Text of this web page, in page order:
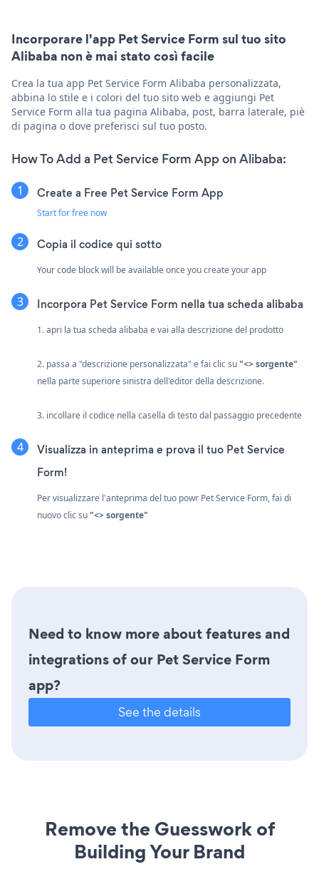
Incorporare l'app Pet Service Form sul tuo sito
Alibaba non è mai stato così facile
Crea la tua app Pet Service Form Alibaba personalizzata,
abbina lo stile e i colori del tuo sito web e aggiungi Pet
Service Form alla tua pagina Alibaba, post, barra laterale, piè
di pagina o dove preferisci sul tuo posto.
How To Add a Pet Service Form App on Alibaba:
Create a Free Pet Service Form App
Start for free now
Copia il codice qui sotto
Your code block will be available once you create your app
Incorpora Pet Service Form nella tua scheda alibaba
1. apri la tua scheda alibaba e vai alla descrizione del prodotto
2. passa a "descrizione personalizzata" e fai clic su"<> sorgente"
nella parte superiore sinistra dell'editor della descrizione.
3. incollare il codice nella casella di testo dal passaggio precedente
Visualizza in anteprima e prova il tuo Pet Service
Form!
Per visualizzare l'anteprima del tuo powr Pet Service Form, fai di
nuovo clic su"<> sorgente"
Need to know more about features and
integrations of our Pet Service Form
app?
See the details
Remove the Guesswork of
Building Your Brand